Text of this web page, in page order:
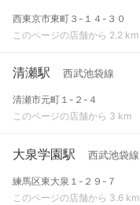
西東京市東町３-１４-３０
このページの店舗から 2.2 km
清瀬駅 西武池袋線
清瀬市元町１-２-４
このページの店舗から 3 km
大泉学園駅 西武池袋線
練馬区東大泉１-２９-７
このページの店舗から 3.6 km